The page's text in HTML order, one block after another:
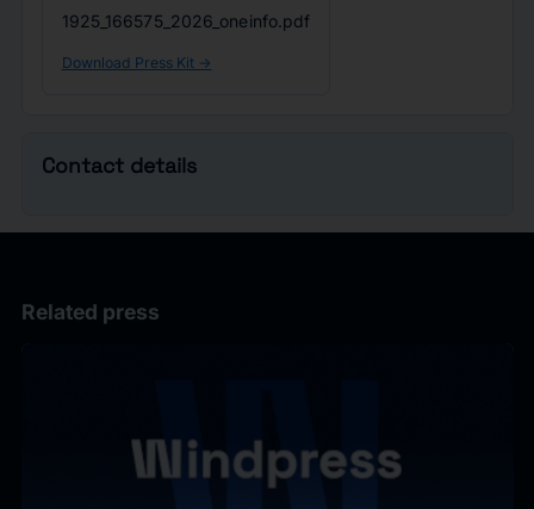
1925_166575_2026_oneinfo.pdf
Download Press Kit ->
Contact details
Related press